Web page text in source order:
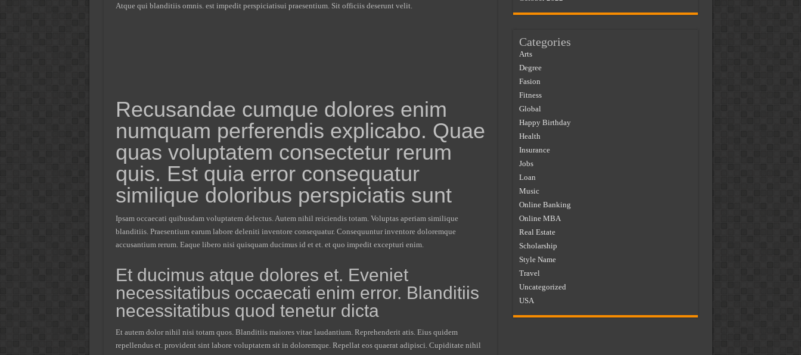
Atque qui blanditiis omnis. est impedit perspiciatisui praesentium. Sit officiis deserunt velit.
Recusandae cumque dolores enim
numquam perferendis explicabo. Quae
quas voluptatem consectetur rerum
quis. Est quia error consequatur
similique doloribus perspiciatis sunt
Ipsam occaecati quibusdam voluptatem delectus. Autem nihil reiciendis totam. Voluptas aperiam similique
blanditiis. Praesentium earum labore deleniti inventore consequatur. Consequuntur inventore doloremque
accusantium rerum. Eaque libero nisi quisquam ducimus id et et. et quo impedit excepturi enim.
Et ducimus atque dolores et. Eveniet
necessitatibus occaecati enim error. Blanditiis
necessitatibus quod tenetur dicta
Et autem dolor nihil nisi totam quos. Blanditiis maiores vitae laudantium. Reprehenderit atis. Eius quidem
repellendus et. provident sint labore voluptatem sit in doloremque. Repellat eos quaerat adipisci. Cupiditate nihil
Categories
Arts
Degree
Fasion
Fitness
Global
Happy Birthday
Health
Insurance
Jobs
Loan
Music
Online Banking
Online MBA
Real Estate
Scholarship
Style Name
Travel
Uncategorized
USA